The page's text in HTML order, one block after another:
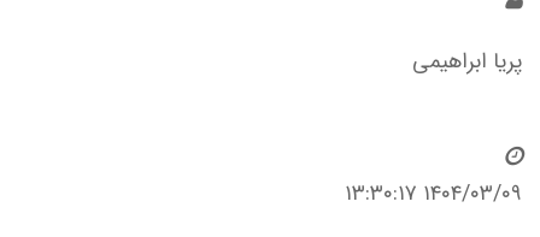
پریا ابراهیمی
۱۴۰۴/۰۳/۰۹ ۱۳:۳۰:۱۷